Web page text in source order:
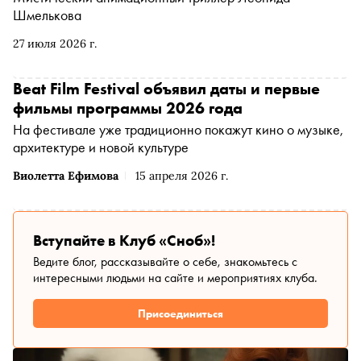
27 июля 2026 г.
Шмелькова
Виолетта Ефимова 15 апреля 2026 г.
Beat Film Festival объявил даты и первые
фильмы программы 2026 года
На фестивале уже традиционно покажут кино о музыке,
архитектуре и новой культуре
Вступайте в Клуб «Сноб»!
Ведите блог, рассказывайте о себе, знакомьтесь с
интересными людьми на сайте и мероприятиях клуба.
Присоединиться